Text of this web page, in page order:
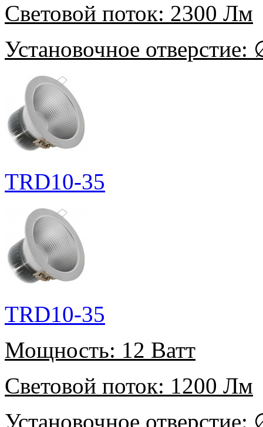
Световой поток: 2300 Лм
Установочное отверстие:
TRD10-35
TRD10-35
Мощность: 12 Ватт
Световой поток: 1200 Лм
Установочное отверстие: